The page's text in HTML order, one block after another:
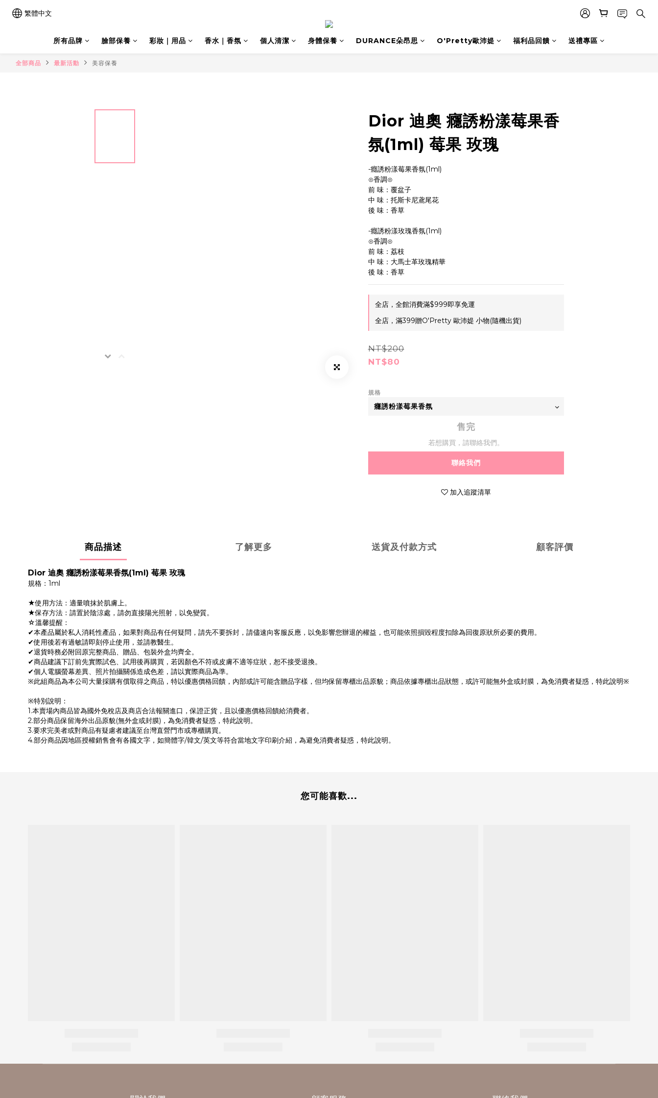
繁體中文
所有品牌 臉部保養 彩妝｜用品 香水｜香氛 個人清潔 身體保養 DURANCE朵昂思 O'Pretty歐沛媞 福利品回饋 送禮專區
全部商品 最新活動 美容保養
Dior 迪奧 癮誘粉漾莓果香
氛(1ml) 莓果 玫瑰
-癮誘粉漾莓果香氛(1ml)
⊙香調⊙
前 味：覆盆子
中 味：托斯卡尼鳶尾花
後 味：香草
-癮誘粉漾玫瑰香氛(1ml)
⊙香調⊙
前 味：荔枝
中 味：大馬士革玫瑰精華
後 味：香草
全店，全館消費滿$999即享免運
全店，滿399贈O'Pretty 歐沛媞 小物(隨機出貨)
NT$200
NT$80
規格
售完
若想購買，請聯絡我們。
聯絡我們
加入追蹤清單
商品描述 了解更多 送貨及付款方式 顧客評價
Dior 迪奧 癮誘粉漾莓果香氛(1ml) 莓果 玫瑰
規格：1ml
★使用方法：適量噴抹於肌膚上。
★保存方法：請置於陰涼處，請勿直接陽光照射，以免變質。
☆溫馨提醒：
✔本產品屬於私人消耗性產品，如果對商品有任何疑問，請先不要拆封，請儘速向客服反應，以免影響您辦退的權益，也可能依照損毀程度扣除為回復原狀所必要的費用。
✔使用後若有過敏請即刻停止使用，並請教醫生。
✔退貨時務必附回原完整商品、贈品、包裝外盒均齊全。
✔商品建議下訂前先實際試色、試用後再購買，若因顏色不符或皮膚不適等症狀，恕不接受退換。
✔個人電腦螢幕差異、照片拍攝關係造成色差，請以實際商品為準。
※此組商品為本公司大量採購有償取得之商品，特以優惠價格回饋，內部或許可能含贈品字樣，但均保留專櫃出品原貌；商品依據專櫃出品狀態，或許可能無外盒或封膜，為免消費者疑惑，特此說明※
※特別說明：
1.本賣場內商品皆為國外免稅店及商店合法報關進口，保證正貨，且以優惠價格回饋給消費者。
2.部分商品保留海外出品原貌(無外盒或封膜)，為免消費者疑惑，特此說明。
3.要求完美者或對商品有疑慮者建議至台灣直營門市或專櫃購買。
4.部分商品因地區授權銷售會有各國文字，如簡體字/韓文/英文等符合當地文字印刷介紹，為避免消費者疑惑，特此說明。
您可能喜歡...